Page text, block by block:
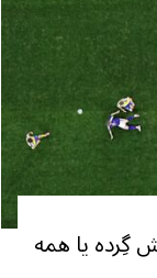
گِرده یا همه